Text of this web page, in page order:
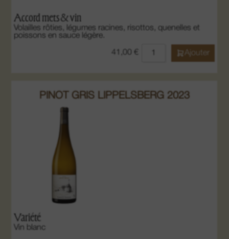
Accord mets & vin
Volailles rôties, légumes racines, risottos, quenelles et
poissons en sauce légère.
41,00 € Ajouter
PINOT GRIS LIPPELSBERG 2023
Variété
Vin blanc